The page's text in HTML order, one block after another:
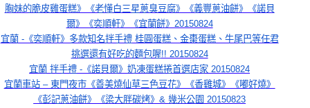
胸妹的脆皮雞蛋糕》《老懂白三星蔥臭豆腐》《義豐蔥油餅》《諾貝
爾》《奕順軒》《宜蘭餅》20150824
宜蘭 -《奕順軒》多款知名拌手禮 桂圓蛋糕、金棗蛋糕、牛尾巴等任君
挑選還有好吃的麵包喔!! 20150824
宜蘭 拌手禮 -《諾貝爾》奶凍蛋糕捲首選店家 20150824
宜蘭車站 – 東門夜市《善美燒仙草三色豆花》《香雞城》《嘟好燒》
《彭記蔥油餅》《梁大胖碳烤》& 幾米公園 20150823